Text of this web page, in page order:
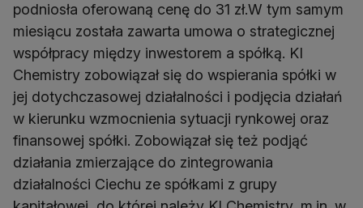
podniosła oferowaną cenę do 31 zł.W tym samym
miesiącu została zawarta umowa o strategicznej
współpracy między inwestorem a spółką. KI
Chemistry zobowiązał się do wspierania spółki w
jej dotychczasowej działalności i podjęcia działań
w kierunku wzmocnienia sytuacji rynkowej oraz
finansowej spółki. Zobowiązał się też podjąć
działania zmierzające do zintegrowania
działalności Ciechu ze spółkami z grupy